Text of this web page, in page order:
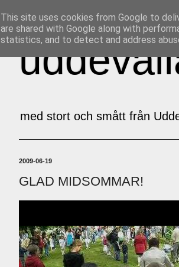
med stort och smått från
2009-06-19
GLAD MIDSOMMAR!
This site uses cookies from Google to
are shared with Google along with
statistics, and to detect and address